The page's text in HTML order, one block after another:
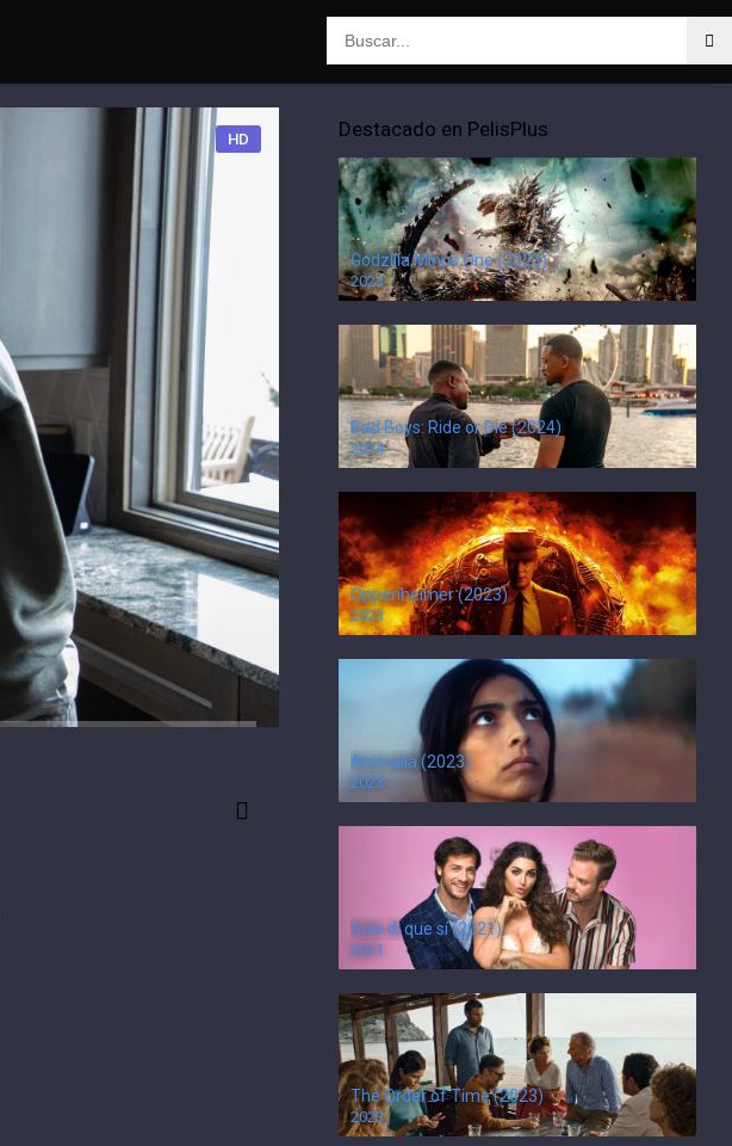
HD Destacado en PelisPlus
Godzilla Minus One (2023)
2023
Bad Boys: Ride or Die (2024)
2024
Oppenheimer (2023)
2023
Animalia (2023)
2023
Solo di que sí (2021)
2021
The Order of Time (2023)
2023